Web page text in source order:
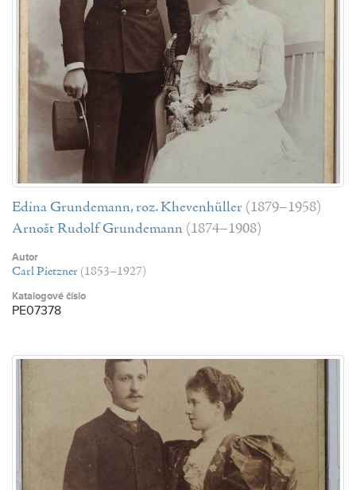
Edina Grundemann, roz. Khevenhüller (1879–1958)
Arnošt Rudolf Grundemann (1874–1908)
Autor
Carl Pietzner (1853–1927)
Katalogové číslo
PE07378